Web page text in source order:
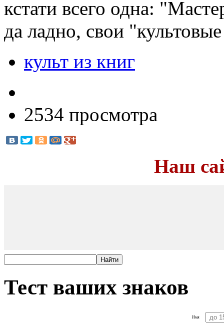
кстати всего одна:
да ладно, свои
культ из книг
2534 просмотра
Наш
Тест ваших знаков
Имя